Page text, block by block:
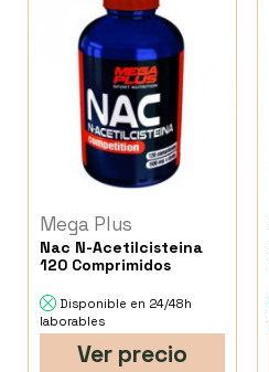
Mega Plus
Nac N-Acetilcisteina
120 Comprimidos
Disponible en 24/48h
laborables
Ver precio